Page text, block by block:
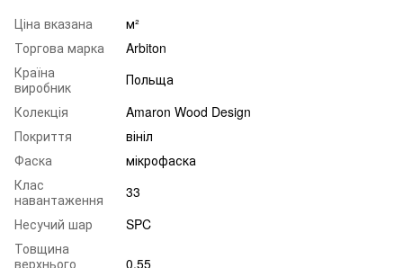
Ціна вказана
м²
Торгова марка
Arbiton
Країна
виробник
Польща
Колекція
Amaron Wood Design
Покриття
вініл
Фаска
мікрофаска
Клас
навантаження
33
Несучий шар
SPC
Товщина
верхнього
0,55